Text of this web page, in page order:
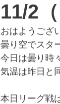
11/2
おはようござ
曇り空でスタ
今日は曇り時
気温は昨日と
本日リーグ戦